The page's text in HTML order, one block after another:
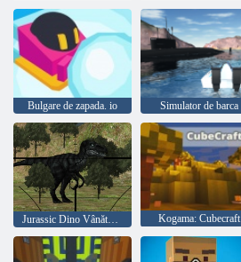
Bulgare de zapada. io Simulator de barca
Jurassic Dino Vânătoare Kogama: Cubecraft